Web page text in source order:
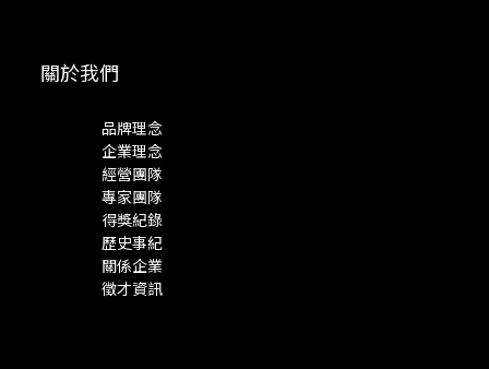
關於我們
品牌理念
企業理念
經營團隊
專家團隊
得獎紀錄
歷史事紀
關係企業
徵才資訊